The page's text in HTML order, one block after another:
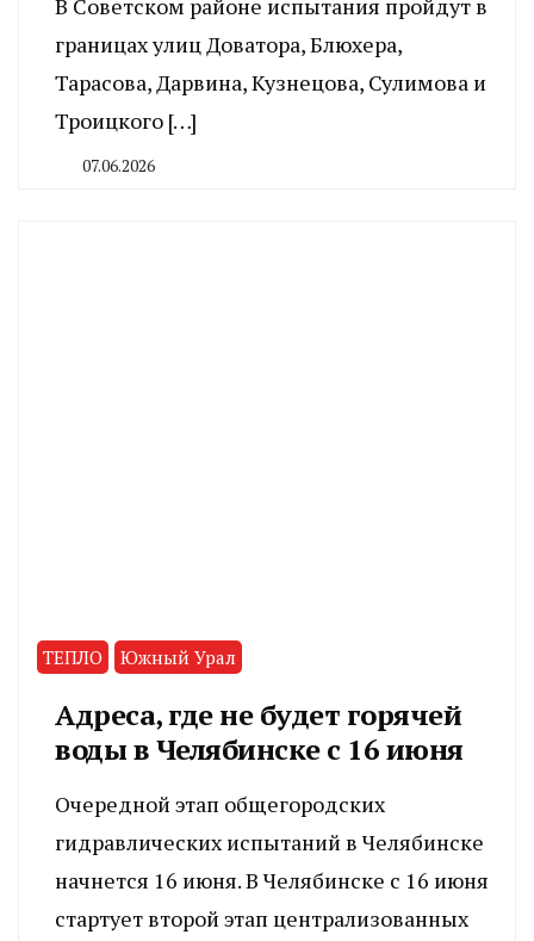
границах улиц Доватора, Блюхера,
Тарасова, Дарвина, Кузнецова, Сулимова и
Троицкого […]
07.06.2026
ТЕПЛО Южный Урал
Адреса, где не будет горячей
воды в Челябинске с 16 июня
Очередной этап общегородских
гидравлических испытаний в Челябинске
начнется 16 июня. В Челябинске с 16 июня
стартует второй этап централизованных